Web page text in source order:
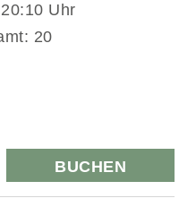
Uhr
20
BUCHEN